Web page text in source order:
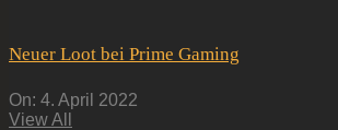
Neuer Loot bei Prime Gaming
On: 4. April 2022
View All